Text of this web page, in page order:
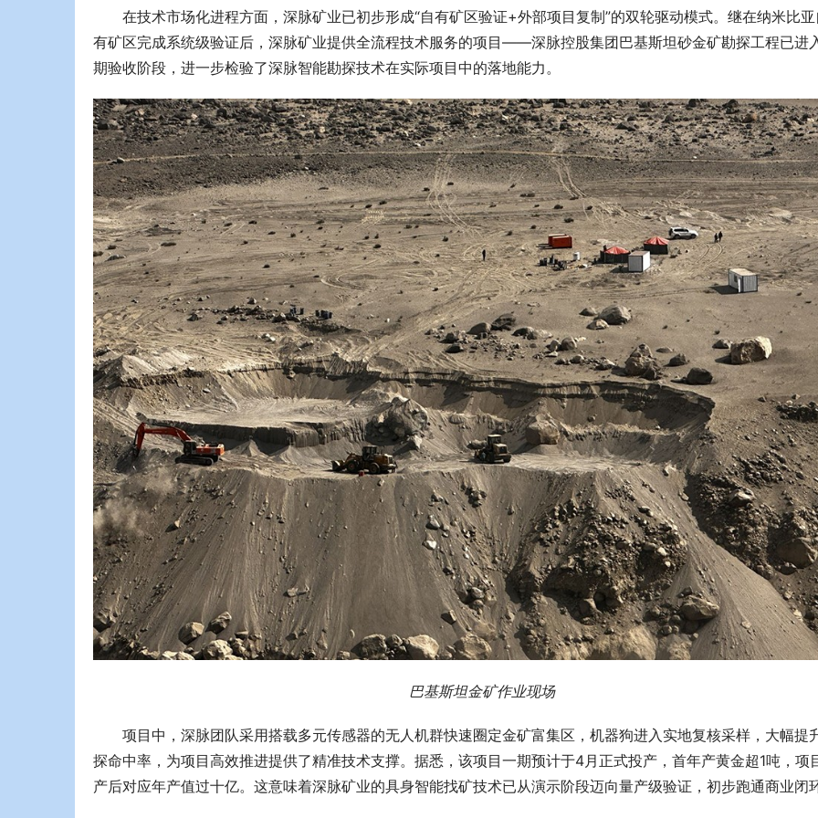
在技术市场化进程方面，深脉矿业已初步形成“自有矿区验证+外部项目复制”的双轮驱动模式。继在纳米比
有矿区完成系统级验证后，深脉矿业提供全流程技术服务的项目——深脉控股集团巴基斯坦砂金矿勘探工程已进
期验收阶段，进一步检验了深脉智能勘探技术在实际项目中的落地能力。
巴基斯坦金矿作业现场
项目中，深脉团队采用搭载多元传感器的无人机群快速圈定金矿富集区，机器狗进入实地复核采样，大幅提
探命中率，为项目高效推进提供了精准技术支撑。据悉，该项目一期预计于4月正式投产，首年产黄金超1吨，项
产后对应年产值过十亿。这意味着深脉矿业的具身智能找矿技术已从演示阶段迈向量产级验证，初步跑通商业闭